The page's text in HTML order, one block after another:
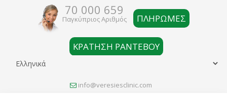
70 000 659
Παγκύπριος Αριθμός ΠΛΗΡΩΜΕΣ
ΚΡΑΤΗΣΗ ΡΑΝΤΕΒΟΥ
info@veresiesclinic.com